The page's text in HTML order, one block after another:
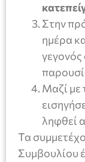
Στην
ημέρα
Μαζί με
ληφθεί
Τα
Συμβουλίου